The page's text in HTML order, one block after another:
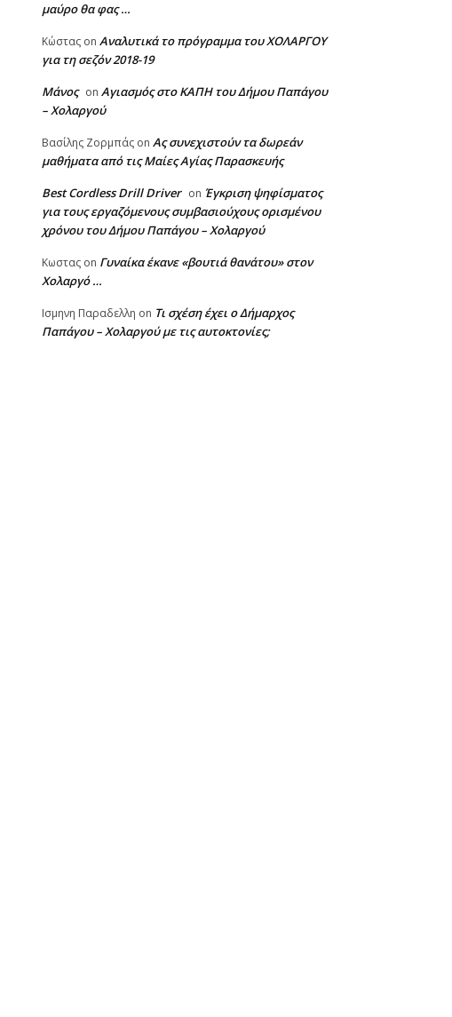
μαύρο θα φας …
Κώστας on Αναλυτικά το πρόγραμμα του ΧΟΛΑΡΓΟΥ
για τη σεζόν 2018-19
Mάνος on Αγιασμός στο ΚΑΠΗ του Δήμου Παπάγου
– Χολαργού
Βασίλης Ζορμπάς on Ας συνεχιστούν τα δωρεάν
μαθήματα από τις Μαίες Αγίας Παρασκευής
Best Cordless Drill Driver on Έγκριση ψηφίσματος
για τους εργαζόμενους συμβασιούχους ορισμένου
χρόνου του Δήμου Παπάγου – Χολαργού
Κωστας on Γυναίκα έκανε «βουτιά θανάτου» στον
Χολαργό …
Ισμηνη Παραδελλη on Τι σχέση έχει ο Δήμαρχος
Παπάγου – Χολαργού με τις αυτοκτονίες;